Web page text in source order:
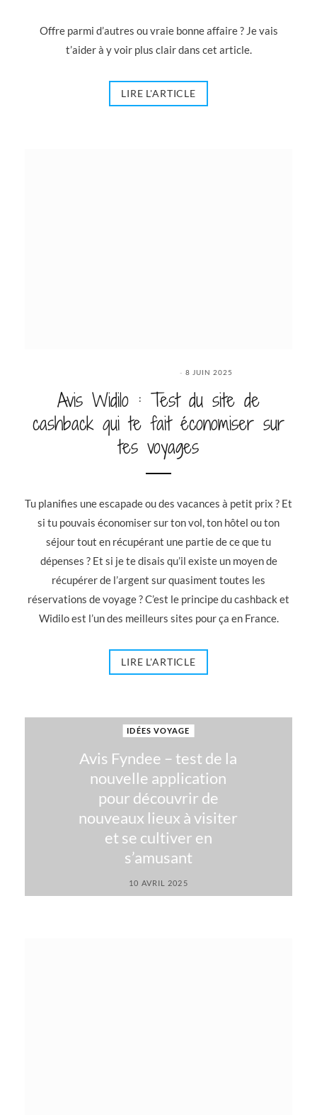
Offre parmi d’autres ou vraie bonne affaire ? Je vais
t’aider à y voir plus clair dans cet article.
LIRE L'ARTICLE
8 JUIN 2025
Avis Widilo : Test du site de
cashback qui te fait économiser sur
tes voyages
Tu planifies une escapade ou des vacances à petit prix ? Et
si tu pouvais économiser sur ton vol, ton hôtel ou ton
séjour tout en récupérant une partie de ce que tu
dépenses ? Et si je te disais qu’il existe un moyen de
récupérer de l’argent sur quasiment toutes les
réservations de voyage ? C’est le principe du cashback et
Widilo est l’un des meilleurs sites pour ça en France.
LIRE L'ARTICLE
IDÉES VOYAGE
Avis Fyndee – test de la
nouvelle application
pour découvrir de
nouveaux lieux à visiter
et se cultiver en
s’amusant
10 AVRIL 2025